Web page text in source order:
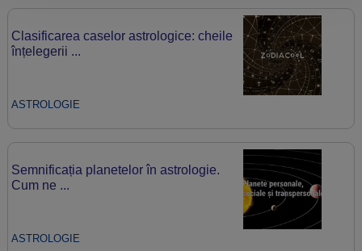
Clasificarea caselor astrologice: cheile
înțelegerii ...
ASTROLOGIE
Semnificația planetelor în astrologie.
Cum ne ...
ASTROLOGIE